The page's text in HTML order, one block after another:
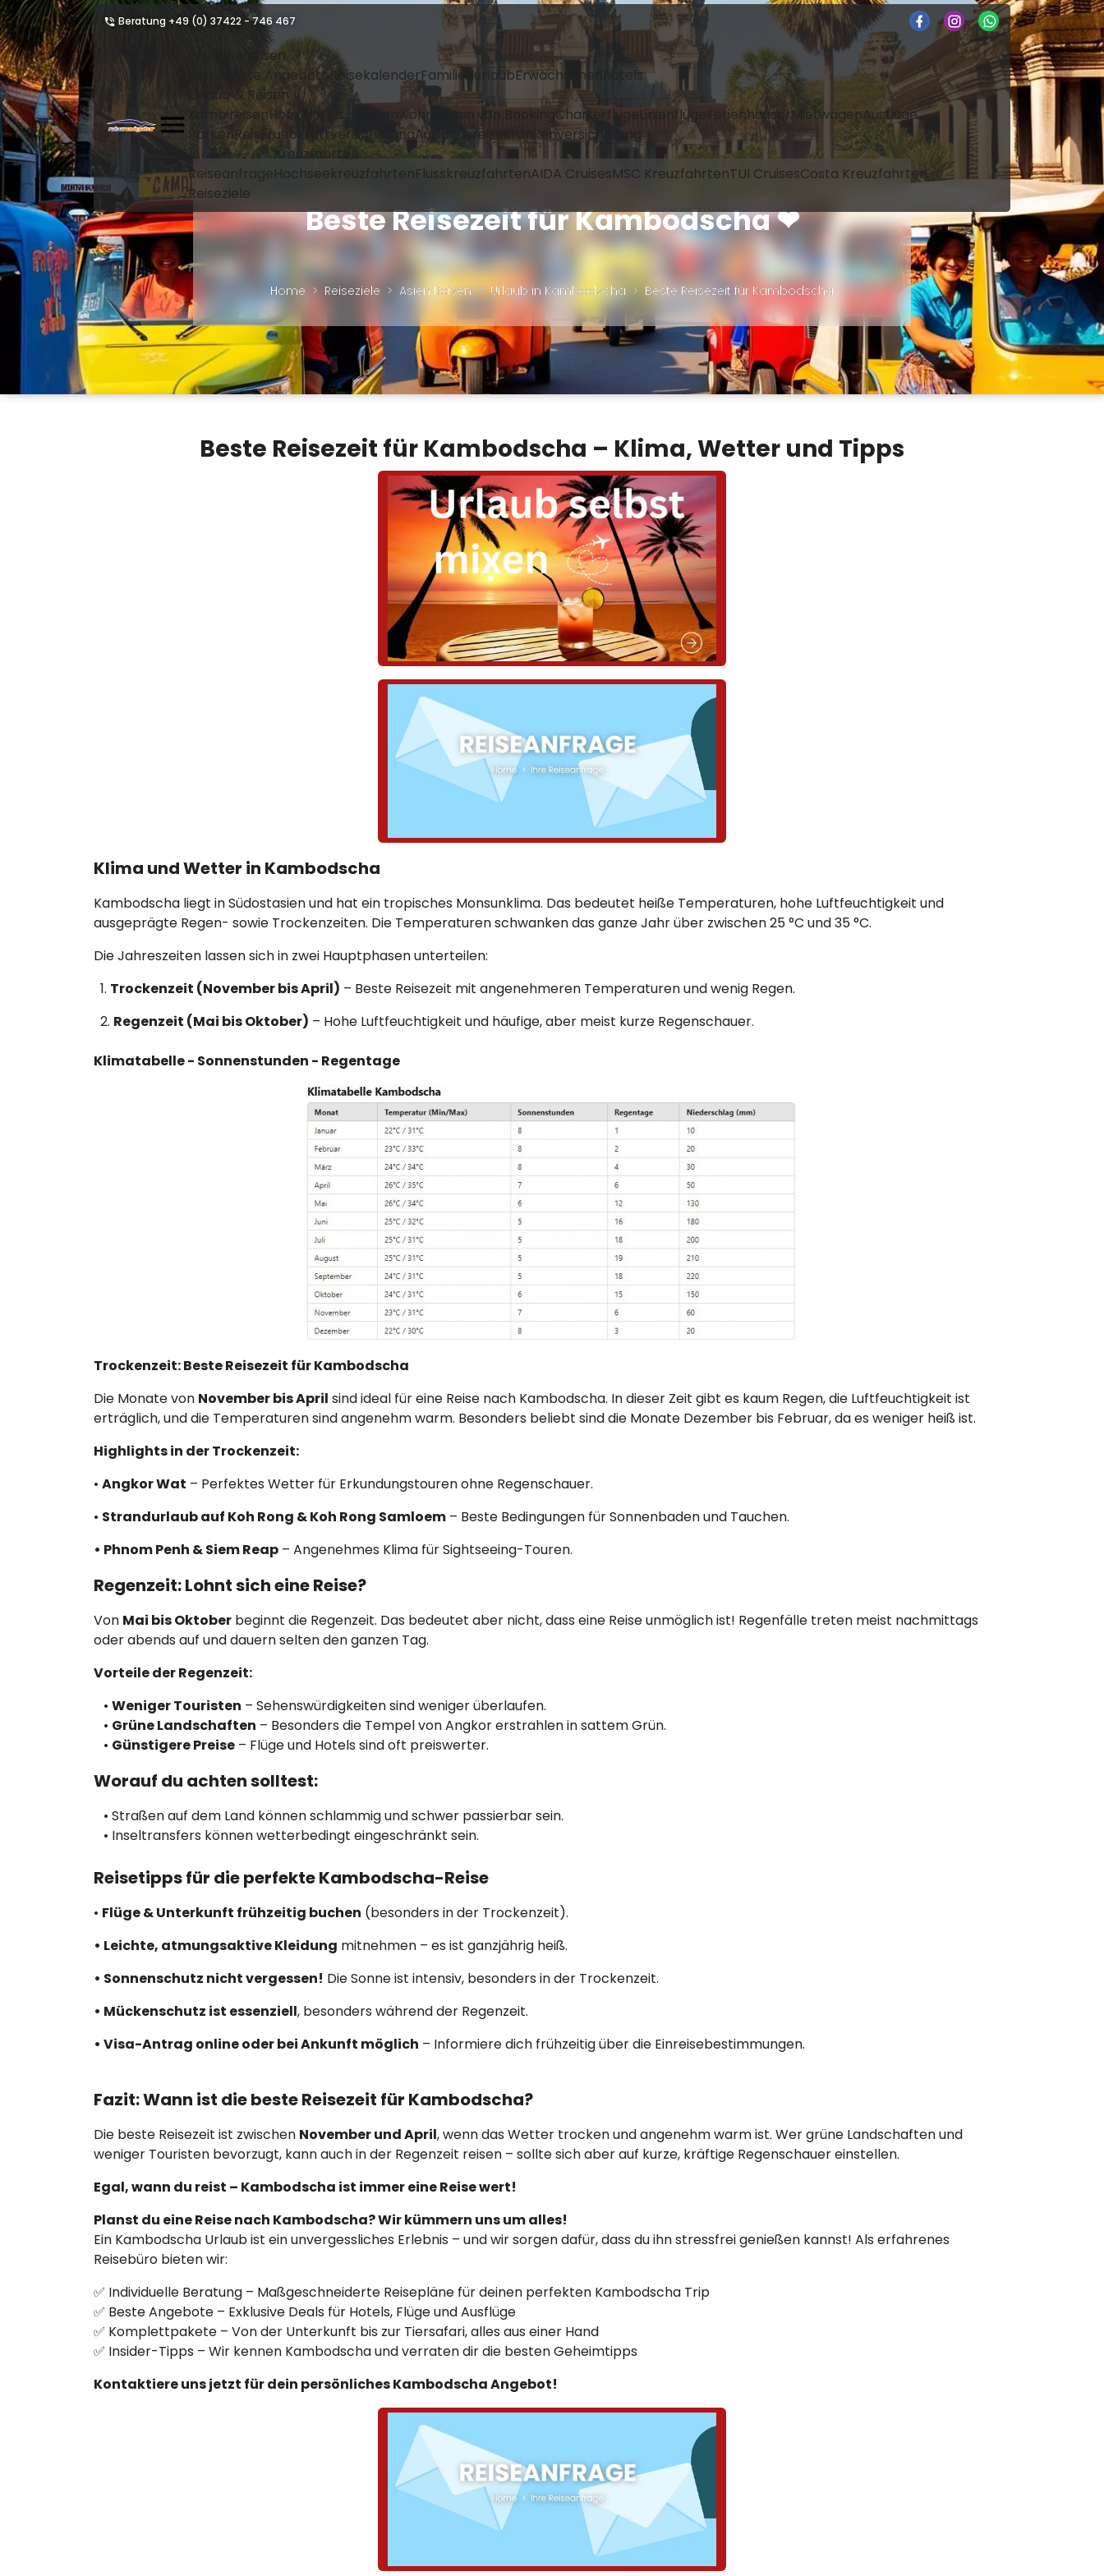
Beratung +49 (0) 37422 - 746 467
Pauschalreisen
Last Minute AngeboteReisekalenderFamilienurlaubErwachsenenhotels
Urlaub & Reisen
KombireisenHotel Hotels - Ferienwohnungen von BookingCharterflügeLinienflügeFerienhäuserMietwagenAusflüge
Parken ReiseruecktrittversicherungAuslandsreisekrankenversicherung
Reiseanfrage
Kreuzfahrten
HochseekreuzfahrtenFlusskreuzfahrtenAIDA CruisesMSC KreuzfahrtenTUI CruisesCosta Kreuzfahrten
Reiseziele
Beste Reisezeit für Kambodscha ❤
Home Reiseziele Asien Reisen Urlaub in Kambodscha Beste Reisezeit für Kambodscha
Beste Reisezeit für Kambodscha – Klima, Wetter und Tipps
Klima und Wetter in Kambodscha
Kambodscha liegt in Südostasien und hat ein tropisches Monsunklima. Das bedeutet heiße Temperaturen, hohe Luftfeuchtigkeit und
ausgeprägte Regen- sowie Trockenzeiten. Die Temperaturen schwanken das ganze Jahr über zwischen 25 °C und 35 °C.
Die Jahreszeiten lassen sich in zwei Hauptphasen unterteilen:
1. Trockenzeit (November bis April) – Beste Reisezeit mit angenehmeren Temperaturen und wenig Regen.
2. Regenzeit (Mai bis Oktober) – Hohe Luftfeuchtigkeit und häufige, aber meist kurze Regenschauer.
Klimatabelle - Sonnenstunden - Regentage
Trockenzeit: Beste Reisezeit für Kambodscha
Die Monate von November bis April sind ideal für eine Reise nach Kambodscha. In dieser Zeit gibt es kaum Regen, die Luftfeuchtigkeit ist
erträglich, und die Temperaturen sind angenehm warm. Besonders beliebt sind die Monate Dezember bis Februar, da es weniger heiß ist.
Highlights in der Trockenzeit:
• Angkor Wat – Perfektes Wetter für Erkundungstouren ohne Regenschauer.
• Strandurlaub auf Koh Rong & Koh Rong Samloem – Beste Bedingungen für Sonnenbaden und Tauchen.
• Phnom Penh & Siem Reap – Angenehmes Klima für Sightseeing-Touren.
Regenzeit: Lohnt sich eine Reise?
Von Mai bis Oktober beginnt die Regenzeit. Das bedeutet aber nicht, dass eine Reise unmöglich ist! Regenfälle treten meist nachmittags
oder abends auf und dauern selten den ganzen Tag.
Vorteile der Regenzeit:
• Weniger Touristen – Sehenswürdigkeiten sind weniger überlaufen.
• Grüne Landschaften – Besonders die Tempel von Angkor erstrahlen in sattem Grün.
• Günstigere Preise – Flüge und Hotels sind oft preiswerter.
Worauf du achten solltest:
• Straßen auf dem Land können schlammig und schwer passierbar sein.
• Inseltransfers können wetterbedingt eingeschränkt sein.
Reisetipps für die perfekte Kambodscha-Reise
• Flüge & Unterkunft frühzeitig buchen (besonders in der Trockenzeit).
• Leichte, atmungsaktive Kleidung mitnehmen – es ist ganzjährig heiß.
• Sonnenschutz nicht vergessen! Die Sonne ist intensiv, besonders in der Trockenzeit.
• Mückenschutz ist essenziell, besonders während der Regenzeit.
• Visa-Antrag online oder bei Ankunft möglich – Informiere dich frühzeitig über die Einreisebestimmungen.
Fazit: Wann ist die beste Reisezeit für Kambodscha?
Die beste Reisezeit ist zwischen November und April, wenn das Wetter trocken und angenehm warm ist. Wer grüne Landschaften und
weniger Touristen bevorzugt, kann auch in der Regenzeit reisen – sollte sich aber auf kurze, kräftige Regenschauer einstellen.
Egal, wann du reist – Kambodscha ist immer eine Reise wert!
Planst du eine Reise nach Kambodscha? Wir kümmern uns um alles!
Ein Kambodscha Urlaub ist ein unvergessliches Erlebnis – und wir sorgen dafür, dass du ihn stressfrei genießen kannst! Als erfahrenes
Reisebüro bieten wir:
✅ Individuelle Beratung – Maßgeschneiderte Reisepläne für deinen perfekten Kambodscha Trip
✅ Beste Angebote – Exklusive Deals für Hotels, Flüge und Ausflüge
✅ Komplettpakete – Von der Unterkunft bis zur Tiersafari, alles aus einer Hand
✅ Insider-Tipps – Wir kennen Kambodscha und verraten dir die besten Geheimtipps
Kontaktiere uns jetzt für dein persönliches Kambodscha Angebot!